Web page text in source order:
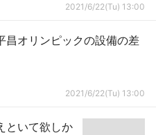
2021/6/22(Tu) 13:00
昌オリンピックの設備の差
2021/6/22(Tu) 13:00
といて欲しか